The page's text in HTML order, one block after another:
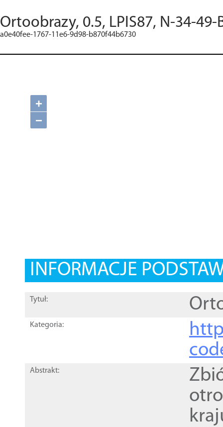
Ortoobrazy, 0.5, LPIS87, N-34-49-
a0e40fee-1767-11e6-9d98-b870f44b6730
+
−
INFORMACJE
Tytuł:
Kategoria:
Abstrakt: